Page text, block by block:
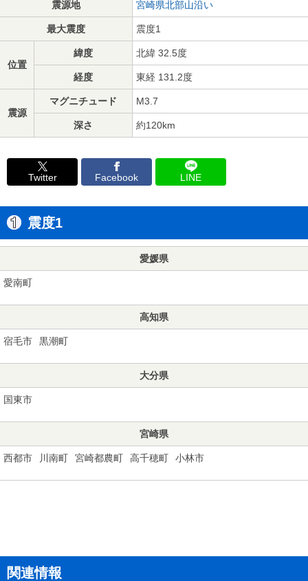
震源地 宮崎県北部山沿い
最大震度 震度1
位置
緯度 北緯 32.5度
経度 東経 131.2度
震源
マグニチュード M3.7
深さ 約120km
Twitter Facebook LINE
震度1
愛媛県
愛南町
高知県
宿毛市 黒潮町
大分県
国東市
宮崎県
西都市 川南町 宮崎都農町 高千穂町 小林市
関連情報